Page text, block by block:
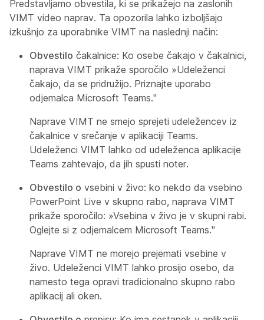
Predstavljamo obvestila, ki se prikažejo na zaslonih
VIMT video naprav. Ta opozorila lahko izboljšajo
izkušnjo za uporabnike VIMT na naslednji način:
Obvestilo čakalnice: Ko osebe čakajo v čakalnici,
naprava VIMT prikaže sporočilo »Udeleženci
čakajo, da se pridružijo. Priznajte uporabo
odjemalca Microsoft Teams."
Naprave VIMT ne smejo sprejeti udeležencev iz
čakalnice v srečanje v aplikaciji Teams.
Udeleženci VIMT lahko od udeleženca aplikacije
Teams zahtevajo, da jih spusti noter.
Obvestilo o vsebini v živo: ko nekdo da vsebino
PowerPoint Live v skupno rabo, naprava VIMT
prikaže sporočilo: »Vsebina v živo je v skupni rabi.
Oglejte si z odjemalcem Microsoft Teams."
Naprave VIMT ne morejo prejemati vsebine v
živo. Udeleženci VIMT lahko prosijo osebo, da
namesto tega opravi tradicionalno skupno rabo
aplikacij ali oken.